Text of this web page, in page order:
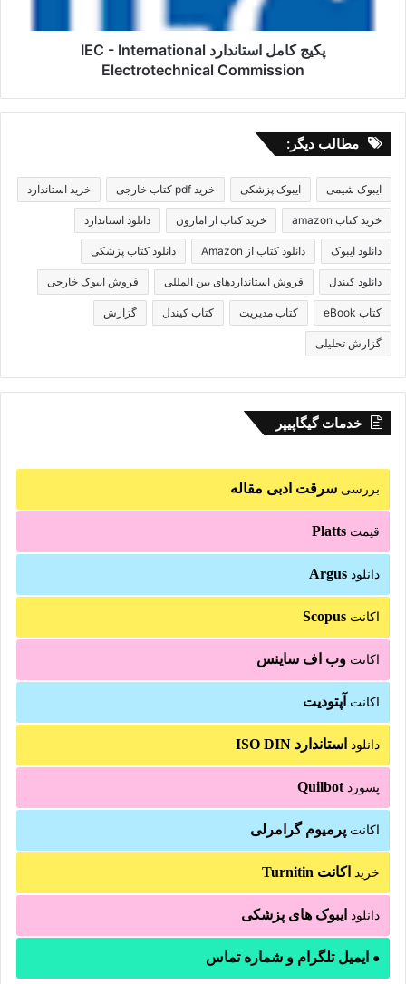
Commission
پکیج کامل استاندارد IEC - International
Electrotechnical Commission
مطالب دیگر:
ایبوک شیمی ایبوک پزشکی خرید pdf کتاب خارجی خرید استاندارد
خرید کتاب amazon خرید کتاب از امازون دانلود استاندارد
دانلود ایبوک دانلود کتاب از Amazon دانلود کتاب پزشکی
دانلود کیندل فروش استانداردهای بین المللی فروش ایبوک خارجی
کتاب eBook کتاب مدیریت کتاب کیندل گزارش
گزارش تحلیلی
خدمات گیگاپیپر
بررسی سرقت ادبی مقاله
قیمت Platts
دانلود Argus
اکانت Scopus
اکانت وب اف ساینس
اکانت آپتودیت
دانلود استاندارد ISO DIN
پسورد Quilbot
اکانت پرمیوم گرامرلی
خرید اکانت Turnitin
دانلود ایبوک های پزشکی
● ایمیل تلگرام و شماره تماس